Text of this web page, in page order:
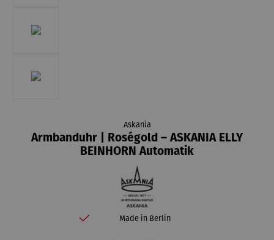
Askania
Armbanduhr | Roségold – ASKANIA ELLY
BEINHORN Automatik
Made in Berlin